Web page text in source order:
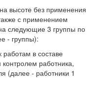
высоте без применения
с применением
следующие 3 группы по
- группы):
работам в составе
работника,
(далее - работники 1